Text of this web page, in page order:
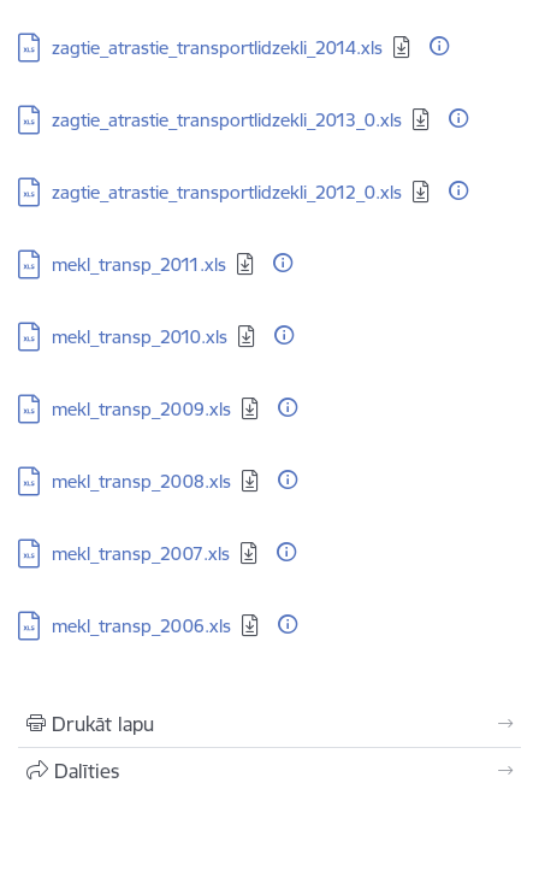
Lejupielādēt:
zagtie_atrastie_transportlidzekli_2014.xls
Lejupielādēt:
zagtie_atrastie_transportlidzekli_2013_0.xls
Lejupielādēt:
zagtie_atrastie_transportlidzekli_2012_0.xls
Lejupielādēt:
mekl_transp_2011.xls
Lejupielādēt:
mekl_transp_2010.xls
Lejupielādēt:
mekl_transp_2009.xls
Lejupielādēt:
mekl_transp_2008.xls
Lejupielādēt:
mekl_transp_2007.xls
Lejupielādēt:
mekl_transp_2006.xls
Drukāt lapu
Dalīties